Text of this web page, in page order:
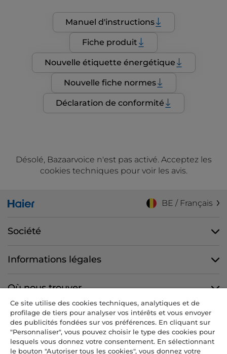
Manuel d'instructions
Fiche produit
Nouvelle étiquette énergétique
Nouvelle fiche normes
Déclaration de conformité
Désolé, Bazaarvoice n'est pas activé. Acceptez les
cookies techniques pour voir les avis.
BE / Français
Société
Informations légales
Où nous trouver
Nous suivre
Ce site utilise des cookies techniques, analytiques et de
profilage de tiers pour analyser vos intérêts et vous envoyer
des publicités fondées sur vos préférences. En cliquant sur
"Personnaliser", vous pouvez choisir le type des cookies pour
lesquels vous donnez votre consentement. En sélectionnant
le bouton "Autoriser tous les cookies", vous donnez votre